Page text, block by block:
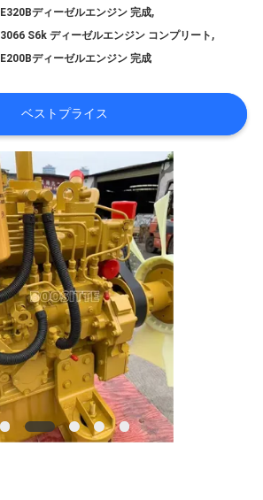
E320Bディーゼルエンジン 完成,
3066 S6k ディーゼルエンジン コンプリート ,
E200Bディーゼルエンジン 完成
ベストプライス